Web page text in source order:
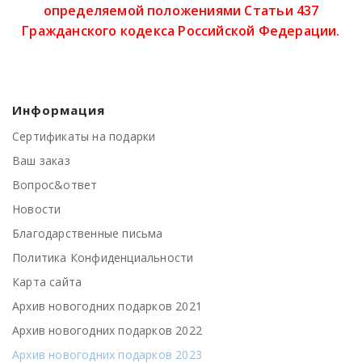
определяемой положениями Статьи 437
Гражданского кодекса Российской Федерации.
Информация
Сертификаты на подарки
Ваш заказ
Вопрос&ответ
Новости
Благодарственные письма
Политика Конфиденциальности
Карта сайта
Архив новогодних подарков 2021
Архив новогодних подарков 2022
Архив новогодних подарков 2023